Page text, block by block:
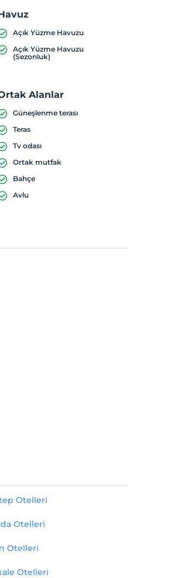
Açık Yüzme Havuzu
Açık Yüzme Havuzu
(Sezonluk)
Alanlar
Güneşlenme terası
Teras
Tv odası
Ortak mutfak
Bahçe
Avlu
Otelleri
Otelleri
Otelleri
Otelleri